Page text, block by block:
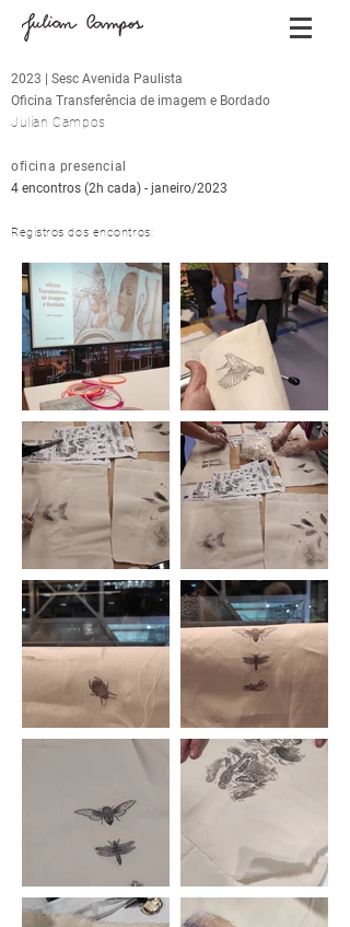
2023 | Sesc Avenida Paulista
Oficina Transferência de imagem e Bordado
Julian Campos
oficina presencial
4 encontros (2h cada) - janeiro/2023
Registros dos encontros: